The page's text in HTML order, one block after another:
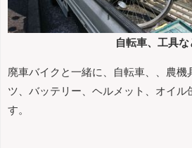
自転車、工具な
廃車バイクと一緒に、自転車、、農機
ツ、バッテリー、ヘルメット、オイル
す。